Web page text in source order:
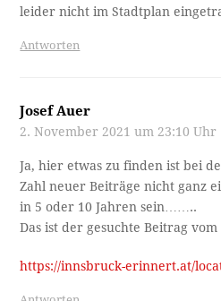
leider nicht im Stadtplan
Antworten
Josef Auer
2. November 2021 um 23:10 Uhr
Ja, hier etwas zu finden ist bei
Zahl neuer Beiträge nicht ganz
in 5 oder 10 Jahren sein……..
Das ist der gesuchte Beitrag
https://innsbruck-erinnert.at/